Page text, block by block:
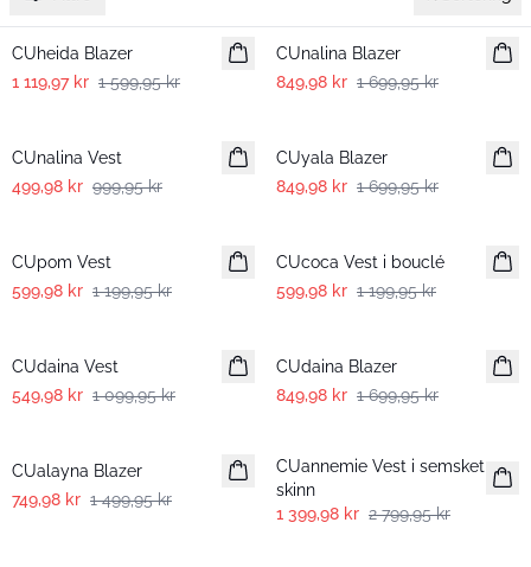
CUheida Blazer
1 119,97 kr 1 599,95 kr
CUnalina Blazer
849,98 kr 1 699,95 kr
CUnalina Vest
499,98 kr 999,95 kr
CUyala Blazer
849,98 kr 1 699,95 kr
CUpom Vest
599,98 kr 1 199,95 kr
CUcoca Vest i bouclé
599,98 kr 1 199,95 kr
CUdaina Vest
549,98 kr 1 099,95 kr
CUdaina Blazer
849,98 kr 1 699,95 kr
CUalayna Blazer
749,98 kr 1 499,95 kr
CUannemie Vest i semsket
skinn
1 399,98 kr 2 799,95 kr